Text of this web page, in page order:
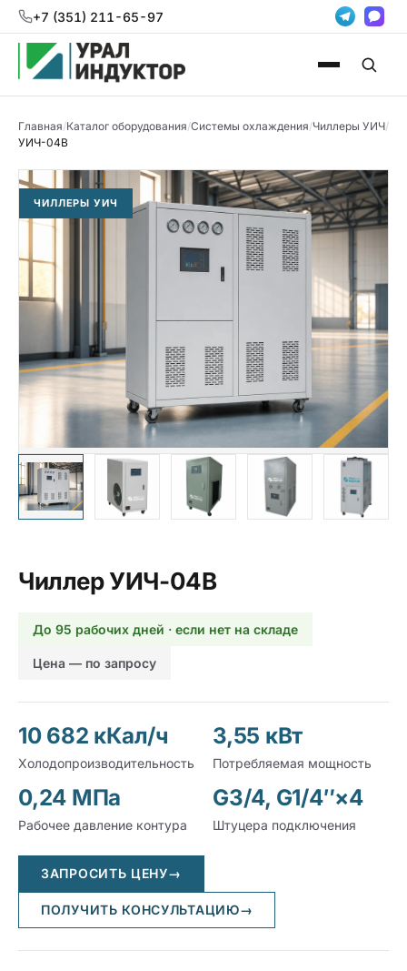
+7 (351) 211-65-97
Главная/Каталог оборудования/Системы охлаждения/Чиллеры УИЧ/
УИЧ-04В
ЧИЛЛЕРЫ УИЧ
Чиллер УИЧ-04В
До 95 рабочих дней · если нет на складе
Цена — по запросу
10 682 кКал/ч
Холодопроизводительность
3,55 кВт
Потребляемая мощность
0,24 МПа
Рабочее давление контура
G3/4, G1/4″×4
Штуцера подключения
ЗАПРОСИТЬ ЦЕНУ→
ПОЛУЧИТЬ КОНСУЛЬТАЦИЮ→